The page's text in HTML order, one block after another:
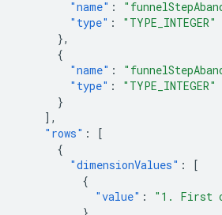
"name" :
"type" :
"TYPE_INTEGER"
},
{
"name" :
"type" :
"TYPE_INTEGER"
}
],
"rows" :
[
{
"dimensionValues" :
[
{
"value" :
"1. First